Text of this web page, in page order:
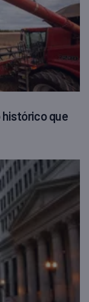
histórico que